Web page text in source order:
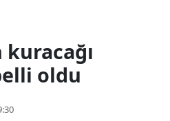
kuracağı
oldu